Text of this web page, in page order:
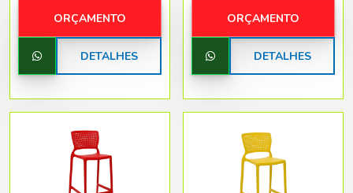
ORÇAMENTO
DETALHES
ORÇAMENTO
DETALHES